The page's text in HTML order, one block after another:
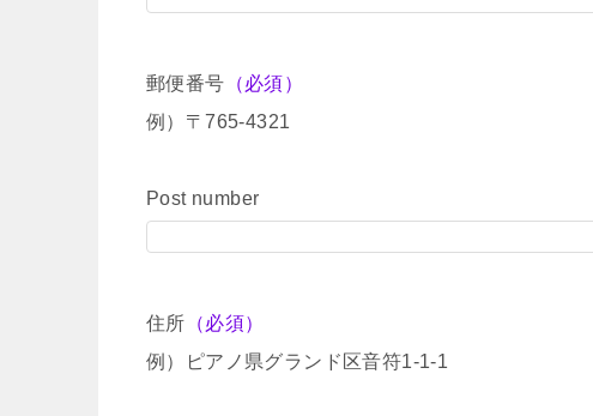
郵便番号 （必須）
例）〒765-4321
Post number
住所 （必須）
例）ピアノ県グランド区音符1-1-1